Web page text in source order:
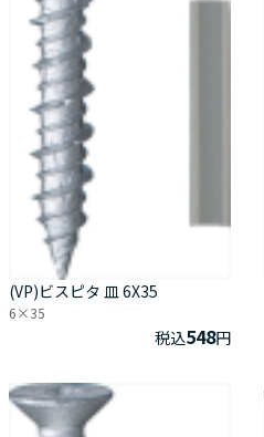
(VP)ビスピタ 皿 6X35
6×35
税込548円